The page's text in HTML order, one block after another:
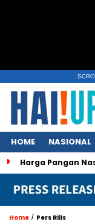
HOME NASIONAL
Pangan Nasional
Home / Pers Rilis